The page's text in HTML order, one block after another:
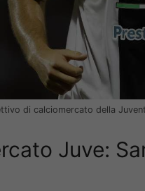
di calciomercato della
Juve: